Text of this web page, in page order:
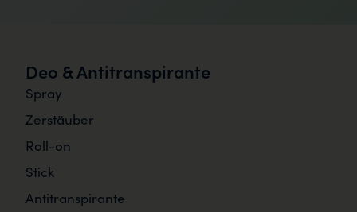
Deo & Antitranspirante
Spray
Zerstäuber
Roll-on
Stick
Antitranspirante